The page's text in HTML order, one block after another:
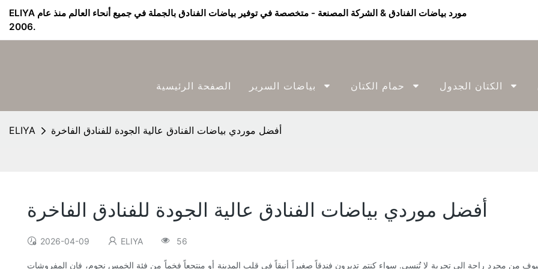
ELIYA مورد بياضات الفنادق & الشركة المصنعة - متخصصة في توفير بياضات الفنادق بالجملة في جميع أنحاء العالم منذ عام
2006.
الصفحة الرئيسية بياضات السرير حمام الكتان الكتان الجدول
ELIYA أفضل موردي بياضات الفنادق عالية الجودة للفنادق الفاخرة
أفضل موردي بياضات الفنادق عالية الجودة للفنادق الفاخرة
2026-04-09 ELIYA 56
من مجرد راحة إلى تجربة لا تُنسى. سواء كنتم تديرون فندقاً صغيراً أنيقاً في قلب المدينة أو منتجعاً فخماً من فئة الخمس نجوم، فإن المفروشات